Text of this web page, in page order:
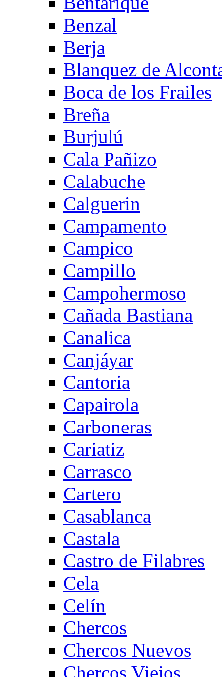
Benzal
Berja
Blanquez de
Boca de los Frailes
Breña
Burjulú
Cala Pañizo
Calabuche
Calguerin
Campamento
Campico
Campillo
Campohermoso
Cañada Bastiana
Canalica
Canjáyar
Cantoria
Capairola
Carboneras
Cariatiz
Carrasco
Cartero
Casablanca
Castala
Castro de Filabres
Cela
Celín
Chercos
Chercos Nuevos
Chercos Viejos